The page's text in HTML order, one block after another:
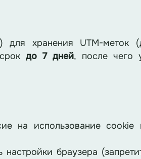
для хранения UTM-меток
срокдо 7 дней, после чего
на использование cookie
браузера